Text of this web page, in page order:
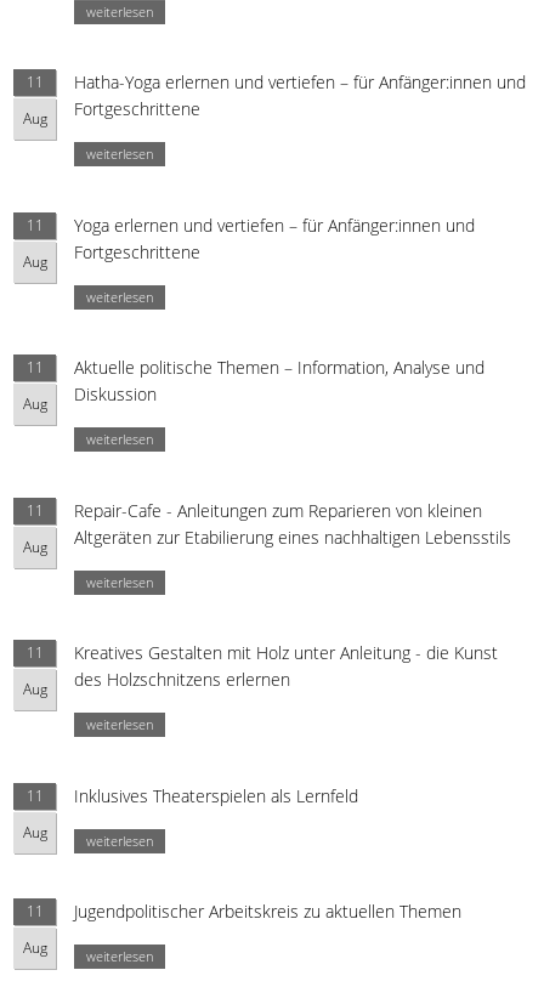
weiterlesen
11
Aug
Hatha-Yoga erlernen und vertiefen – für Anfänger:innen und
Fortgeschrittene
weiterlesen
11
Aug
Yoga erlernen und vertiefen – für Anfänger:innen und
Fortgeschrittene
weiterlesen
11
Aug
Aktuelle politische Themen – Information, Analyse und
Diskussion
weiterlesen
11
Aug
Repair-Cafe - Anleitungen zum Reparieren von kleinen
Altgeräten zur Etabilierung eines nachhaltigen Lebensstils
weiterlesen
11
Aug
Kreatives Gestalten mit Holz unter Anleitung - die Kunst
des Holzschnitzens erlernen
weiterlesen
11
Aug
Inklusives Theaterspielen als Lernfeld
weiterlesen
11
Aug
Jugendpolitischer Arbeitskreis zu aktuellen Themen
weiterlesen